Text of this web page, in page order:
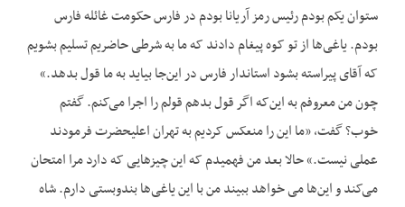
ستوان یکم بودم رئیس رمز آریانا بودم در فارس حکومت غائله فارس
بودم. یاغی‌ها از تو کوه پیغام دادند که ما به شرطی حاضریم تسلیم بشویم
که آقای پیراسته بشود استاندار فارس در این‌جا بیاید به ما قول بدهد.»
چون من معروفم به این‌که اگر قول بدهم قولم را اجرا می‌کنم. گفتم
خوب؟ گفت، «ما این را منعکس کردیم به تهران اعلیحضرت فرمودند
عملی نیست.» حالا بعد من فهمیدم که این چیزهایی که دارد مرا امتحان
می‌کند و این‌ها می خواهد ببیند من با این یاغی‌ها بندوبستی دارم. شاه